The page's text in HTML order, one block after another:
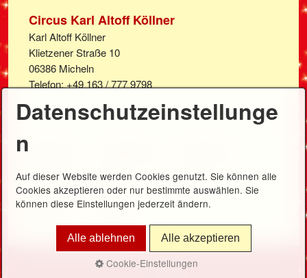
Circus Karl Altoff Köllner
Karl Altoff Köllner
Klietzener Straße 10
06386 Micheln
Telefon: +49 163 / 777 9798
Sitzplan und Preise
Gutscheine
Medien
Kontakt
Datenschutz
Impressum
Datenschutzeinstellunge
n
Auf dieser Website werden Cookies genutzt. Sie können alle
Cookies akzeptieren oder nur bestimmte auswählen. Sie
können diese Einstellungen jederzeit ändern.
Alle ablehnen Alle akzeptieren
Cookie-Einstellungen